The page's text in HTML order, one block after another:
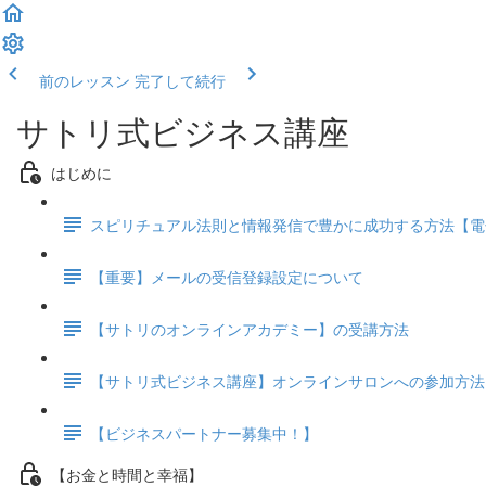
前のレッスン 完了して続行
サトリ式ビジネス講座
はじめに
スピリチュアル法則と情報発信で豊かに成功する方法【
【重要】メールの受信登録設定について
【サトリのオンラインアカデミー】の受講方法
【サトリ式ビジネス講座】オンラインサロンへの参加方法
【ビジネスパートナー募集中！】
【お金と時間と幸福】